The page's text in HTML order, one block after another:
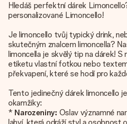
Hledáš perfektní dárek
personalizované Limoncello!
Je limoncello tvůj typický drink,
skutečným znalcem limoncella?
limoncella je skvělý tip na dárek!
etiketu vlastní fotkou nebo
překvapení, které se hodí pro
Tento jedinečný dárek limoncello
okamžiky:
* Narozeniny: Oslav významné